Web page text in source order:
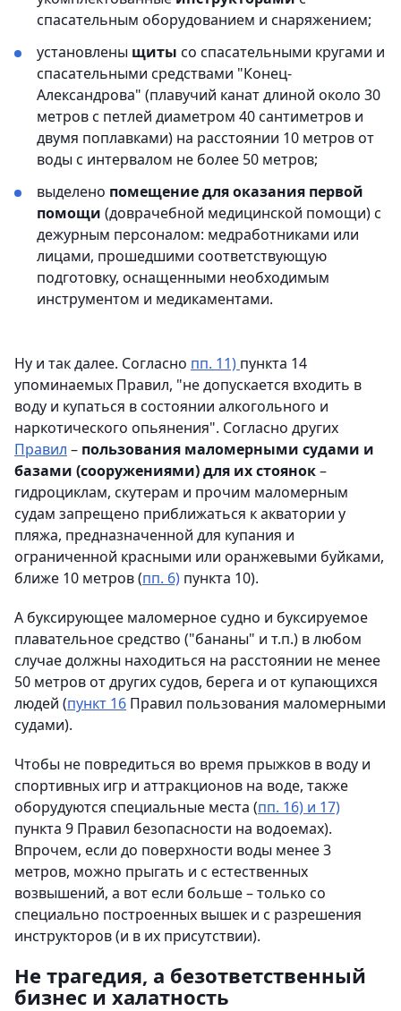
спасательным оборудованием и снаряжением;
установлены щиты со спасательными кругами и
спасательными средствами "Конец-
Александрова" (плавучий канат длиной около 30
метров с петлей диаметром 40 сантиметров и
двумя поплавками) на расстоянии 10 метров от
воды с интервалом не более 50 метров;
выделено помещение для оказания первой
помощи (доврачебной медицинской помощи) с
дежурным персоналом: медработниками или
лицами, прошедшими соответствующую
подготовку, оснащенными необходимым
инструментом и медикаментами.
Ну и так далее. Согласно пп. 11) пункта 14
упоминаемых Правил, "не допускается входить в
воду и купаться в состоянии алкогольного и
наркотического опьянения". Согласно других
Правил – пользования маломерными судами и
базами (сооружениями) для их стоянок–
гидроциклам, скутерам и прочим маломерным
судам запрещено приближаться к акватории у
пляжа, предназначенной для купания и
ограниченной красными или оранжевыми буйками,
ближе 10 метров (пп. 6) пункта 10).
А буксирующее маломерное судно и буксируемое
плавательное средство ("бананы" и т.п.) в любом
случае должны находиться на расстоянии не менее
50 метров от других судов, берега и от купающихся
людей (пункт 16 Правил пользования маломерными
судами).
Чтобы не повредиться во время прыжков в воду и
спортивных игр и аттракционов на воде, также
оборудуются специальные места (пп. 16) и 17)
пункта 9 Правил безопасности на водоемах).
Впрочем, если до поверхности воды менее 3
метров, можно прыгать и с естественных
возвышений, а вот если больше – только со
специально построенных вышек и с разрешения
инструкторов (и в их присутствии).
Не трагедия, а безответственный
бизнес и халатность